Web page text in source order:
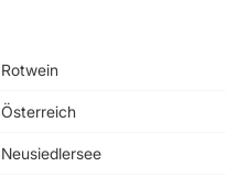
Rotwein
Österreich
Neusiedlersee